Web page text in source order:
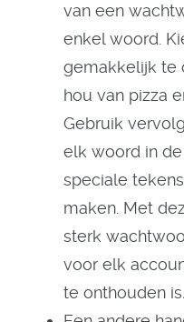
van een
enkel woord.
gemakkelijk te
hou van pizza
Gebruik
elk woord in
speciale
maken. Met
sterk
voor elk
te onthouden is.